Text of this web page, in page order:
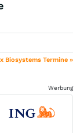
Biosystems Termine »
Werbung